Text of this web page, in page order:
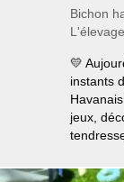
Bichon
L'élevage
💛
instants
jeux,